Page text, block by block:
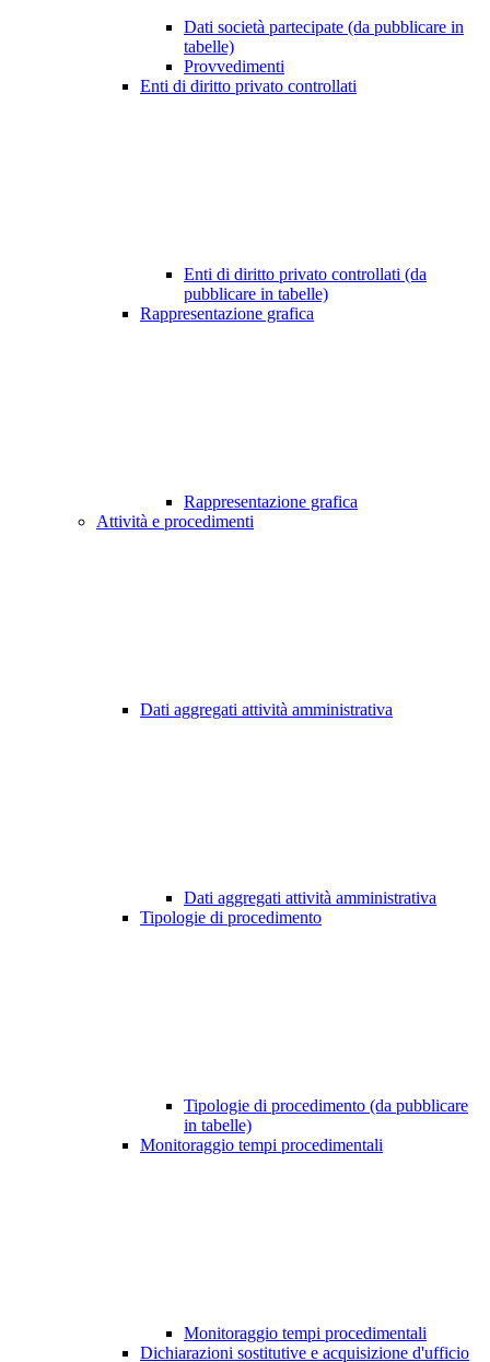
Dati società partecipate (da pubblicare in
tabelle)
Provvedimenti
Enti di diritto privato controllati
Enti di diritto privato controllati (da
pubblicare in tabelle)
Rappresentazione grafica
Rappresentazione grafica
Attività e procedimenti
Dati aggregati attività amministrativa
Dati aggregati attività amministrativa
Tipologie di procedimento
Tipologie di procedimento (da pubblicare
in tabelle)
Monitoraggio tempi procedimentali
Monitoraggio tempi procedimentali
Dichiarazioni sostitutive e acquisizione d'ufficio